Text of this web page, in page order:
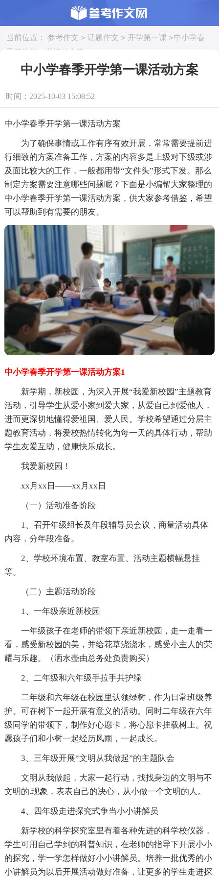
当前位置： 参考作文 > 话题作文 > 开学第一课 >中小学春
季开学第一课活动方案
中小学春季开学第一课活动方案
时间：2025-10-03 15:08:52
中小学春季开学第一课活动方案
为了确保事情或工作有序有效开展，常常需要提前进
行细致的方案准备工作，方案的内容多是上级对下级或涉
及面比较大的工作，一般都用带“文件头”形式下发。那么
制定方案需要注意哪些问题呢？下面是小编帮大家整理的
中小学春季开学第一课活动方案，供大家参考借鉴，希望
可以帮助到有需要的朋友。
中小学春季开学第一课活动方案1
新学期，新校园，为深入开展“我爱新校园”主题教育
活动，引导学生从爱小家到爱大家，从爱自己到爱他人，
进而更深切地懂得爱祖国、爱人民。学校希望通过分层主
题教育活动，将爱校热情转化为每一天的具体行动，帮助
学生友爱互助，健康快乐成长。
我爱新校园！
xx月xx日——xx月xx日
（一）活动准备阶段
1、召开年级组长及年段辅导员会议，商量活动具体
内容，分年段准备。
2、学校环境布置、教室布置、活动主题横幅悬挂
等。
（二）主题活动阶段
1、一年级亲近新校园
一年级孩子在老师的带领下亲近新校园，走一走看一
看，感受新校园的美，并给花草浇浇水，感受小主人的荣
耀与乐趣。（洒水壶由总务处负责购买）
2、二年级和六年级手拉手共护绿
二年级和六年级在校园里认领绿树，作为日常班级养
护。可在树下一起开展有意义的活动。同时二年级在六年
级同学的带领下，制作好心愿卡，将心愿卡挂载树上。祝
愿孩子们和小树一起经历风雨，一起成长。
3、三年级开展“文明从我做起”的主题队会
文明从我做起，大家一起行动，找找身边的文明与不
文明的.现象，表表自己的决心，从小做一个文明的人。
4、四年级走进探究式争当小小讲解员
新学校的科学探究室里有着各种先进的科学校仪器，
学生可用自己学到的科普知识，在老师的指导下开展小小
的探究，学一学怎样做好小小讲解员。培养一批优秀的小
小讲解员为以后开展活动做好准备，让更多的学生走进探